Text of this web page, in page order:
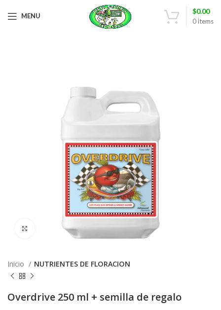
MENU
0items
$0.00
Click to enlarge
Inicio NUTRIENTES DE FLORACION
Overdrive 250 ml + semilla de regalo